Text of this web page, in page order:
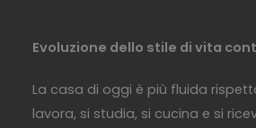
Evoluzione dello stile di vita
La casa di oggi è più fluida
lavora, si studia, si cucina e si